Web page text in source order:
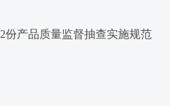
产品质量监督抽查实施规范